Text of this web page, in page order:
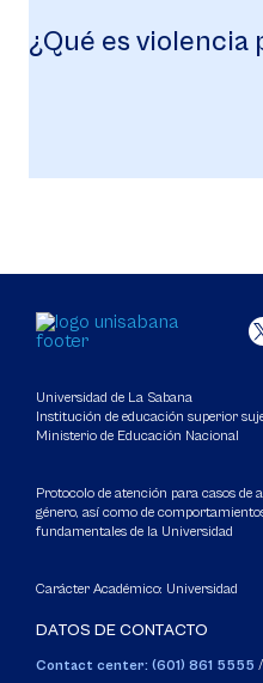
¿Qué es violencia
Universidad de La Sabana
Institución de educación superior
Ministerio de Educación Nacional
Protocolo de atención para casos de
género, así como de
fundamentales de la Universidad
Carácter Académico: Universidad
DATOS DE CONTACTO
Contact center: (601) 861 5555 /